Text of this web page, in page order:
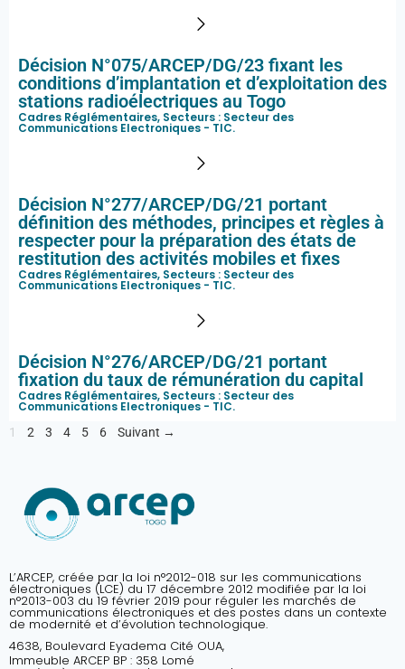
Décision N°075/ARCEP/DG/23 fixant les
conditions d’implantation et d’exploitation des
stations radioélectriques au Togo
Cadres Réglémentaires, Secteurs : Secteur des
Communications Electroniques - TIC.
Décision N°277/ARCEP/DG/21 portant
définition des méthodes, principes et règles à
respecter pour la préparation des états de
restitution des activités mobiles et fixes
Cadres Réglémentaires, Secteurs : Secteur des
Communications Electroniques - TIC.
Décision N°276/ARCEP/DG/21 portant
fixation du taux de rémunération du capital
Cadres Réglémentaires, Secteurs : Secteur des
Communications Electroniques - TIC.
1 2 3 4 5 6 Suivant →
L’ARCEP, créée par la loi n°2012-018 sur les communications
électroniques (LCE) du 17 décembre 2012 modifiée par la loi
n°2013-003 du 19 février 2019 pour réguler les marchés de
communications électroniques et des postes dans un contexte
de modernité et d’évolution technologique.
4638, Boulevard Eyadema Cité OUA,
Immeuble ARCEP BP : 358 Lomé